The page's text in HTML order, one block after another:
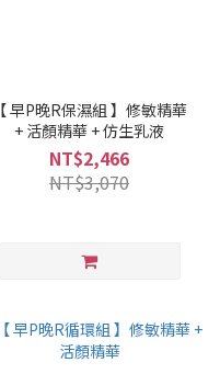
【 早P晚R保濕組 】修敏精華
+ 活顏精華 + 仿生乳液
NT$2,466
NT$3,070